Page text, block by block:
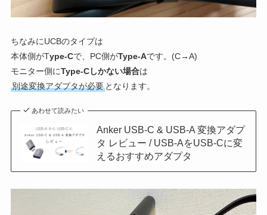
ちなみにUCBのタイプは
本体側がType-Cで、PC側がType-Aです。(C→A)
モニター側にType-Cしかない場合は
別途変換アダプタが必要となります。
あわせて読みたい
Anker USB-C & USB-A 変換アダプ
タ レビュー / USB-AをUSB-Cに変
えるおすすめアダプタ